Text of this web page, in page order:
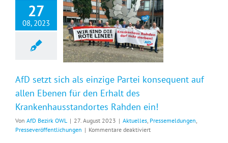
in
Lübbecke
und
Rahden
ein!
27
08, 2023
AfD setzt sich als einzige Partei konsequent auf
allen Ebenen für den Erhalt des
Krankenhausstandortes Rahden ein!
Von AfD Bezirk OWL | 27. August 2023 | Aktuelles, Pressemeldungen,
Presseveröffentlichungen | Kommentare deaktiviertfür